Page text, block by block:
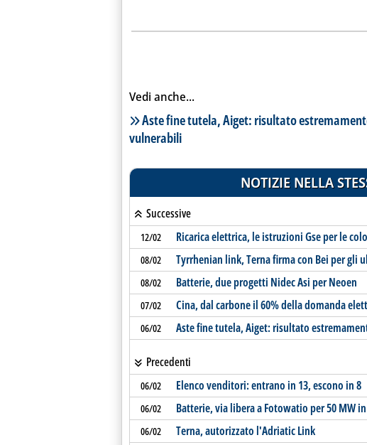
Vedi anche...
Lista notizie correlate
Aste fine tutela, Aiget: risultato
vulnerabili
NOTIZIE NELLA
Successive
12/02 Ricarica elettrica, le istruzioni Gse per le
08/02 Tyrrhenian link, Terna firma con Bei per gli
08/02 Batterie, due progetti Nidec Asi per Neoen
07/02 Cina, dal carbone il 60% della domanda
06/02 Aste fine tutela, Aiget: risultato
Precedenti
06/02 Elenco venditori: entrano in 13, escono in 8
06/02 Batterie, via libera a Fotowatio per 50 MW
06/02 Terna, autorizzato l'Adriatic Link